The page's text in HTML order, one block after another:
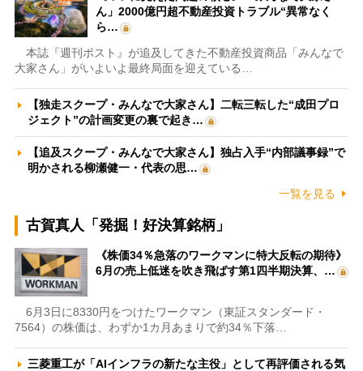
ん」2000億円超不動産投資トラブル“異常なく
ら…
本誌『週刊ポスト』が追及してきた不動産投資商品「みんなで
大家さん」がいよいよ最終局面を迎えている…
【独走スクープ・みんなで大家さん】二転三転した“成田プロ
ジェクト”の計画変更の裏で起き…
【追及スクープ・みんなで大家さん】独占入手“内部議事録”で
明かされる柳瀬健一・代表の思…
一覧を見る
古賀真人「発掘！好決算銘柄」
《株価34％急落のワークマンに特大反転の期待》
6月の売上低迷を吹き飛ばす第1四半期決算、…
6月3日に8330円をつけたワークマン（東証スタンダード・
7564）の株価は、わずか1カ月あまりで約34％下落…
三菱重工が「AIインフラの新たな主役」として再評価される気